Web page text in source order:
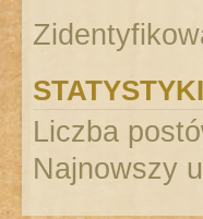
STATYSTYKI
Liczba
Najnowszy